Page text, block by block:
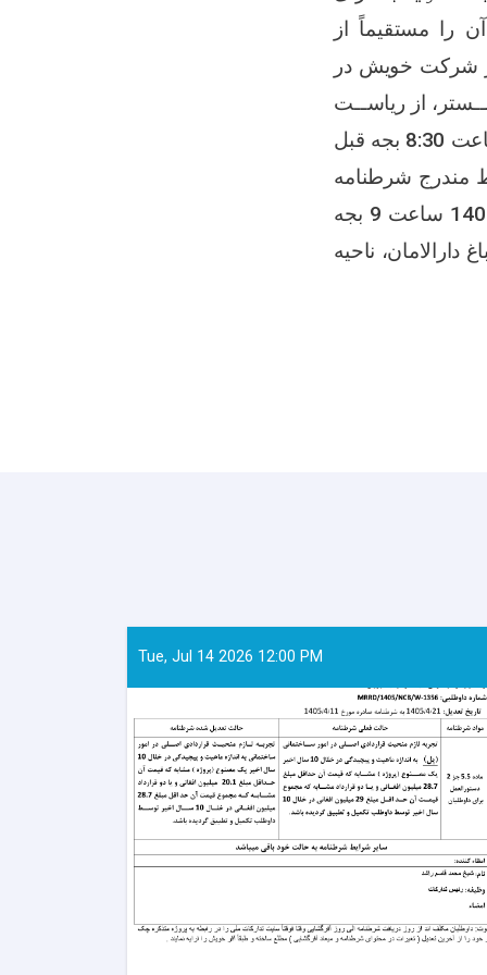
را مستقیماً از
شرکت خویش در
از ریاســت
از ساعت 8:30 بجه قبل
مندرج شرطنامه
شنبه مورخ 14جوزا 1405 ساعت 9 بجه
ناحیه
Tue, Jul 14 2026 12:00 PM